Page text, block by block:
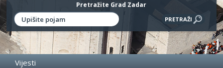
Pretražite Grad Zadar
Vijesti